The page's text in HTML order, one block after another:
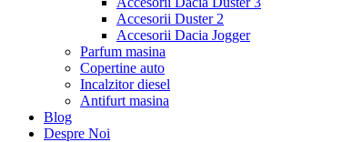
Accesorii Duster 2
Accesorii Dacia Jogger
Parfum masina
Copertine auto
Incalzitor diesel
Antifurt masina
Blog
Despre Noi